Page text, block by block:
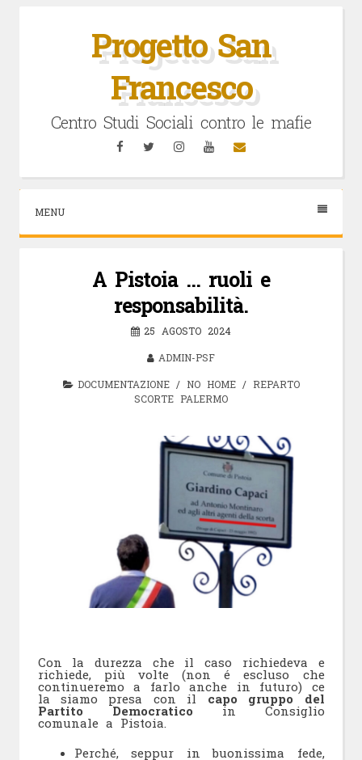
Progetto San
Francesco
Centro Studi Sociali contro le mafie
FacebookTwitterInstagramYouTubeEmail
MENU
A Pistoia … ruoli e
responsabilità.
25 AGOSTO 2024
ADMIN-PSF
DOCUMENTAZIONE/ NO HOME/ REPARTO
SCORTE PALERMO
Con la durezza che il caso richiedeva e
richiede, più volte (non é escluso che
continueremo a farlo anche in futuro) ce
la siamo presa con il capo gruppo del
Partito Democratico in Consiglio
comunale a Pistoia.
Perché, seppur in buonissima fede,